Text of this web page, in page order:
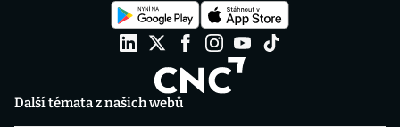
Další témata z našich webů